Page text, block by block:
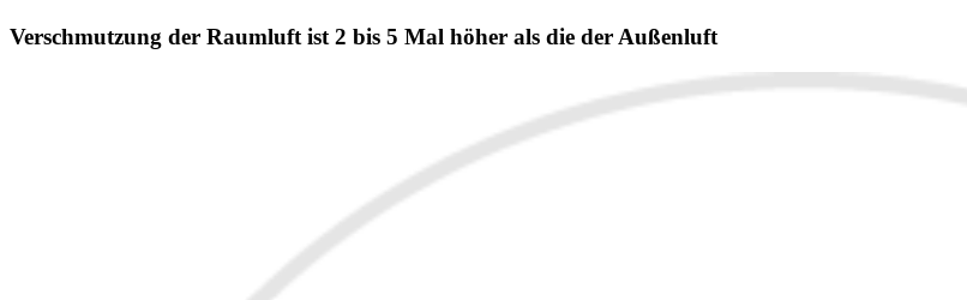
Verschmutzung der Raumluft ist 2 bis 5 Mal höher als die der Außenluft